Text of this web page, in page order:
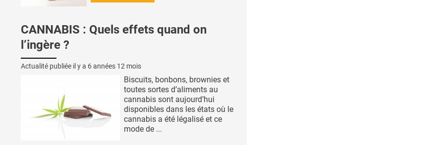
CANNABIS : Quels effets quand on
l’ingère ?
Actualité publiée il y a 6 années 12 mois
Biscuits, bonbons, brownies et
toutes sortes d’aliments au
cannabis sont aujourd’hui
disponibles dans les états où le
cannabis a été légalisé et ce
mode de ...